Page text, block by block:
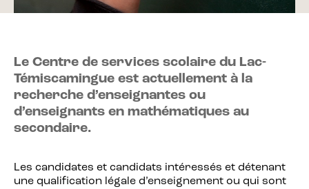
Le Centre de services scolaire du Lac-
Témiscamingue est actuellement à la
recherche d’enseignantes ou
d’enseignants en mathématiques au
secondaire.
Les candidates et candidats intéressés et détenant
une qualification légale d’enseignement ou qui sont